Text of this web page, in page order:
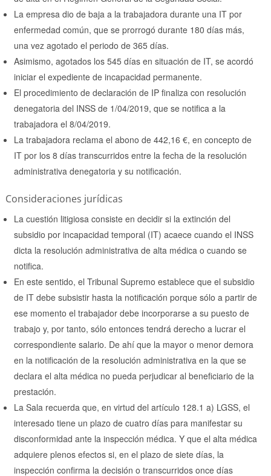
La empresa dio de baja a la trabajadora durante una IT por
enfermedad común, que se prorrogó durante 180 días más,
una vez agotado el periodo de 365 días.
Asimismo, agotados los 545 días en situación de IT, se acordó
iniciar el expediente de incapacidad permanente.
El procedimiento de declaración de IP finaliza con resolución
denegatoria del INSS de 1/04/2019, que se notifica a la
trabajadora el 8/04/2019.
La trabajadora reclama el abono de 442,16 €, en concepto de
IT por los 8 días transcurridos entre la fecha de la resolución
administrativa denegatoria y su notificación.
Consideraciones jurídicas
La cuestión litigiosa consiste en decidir si la extinción del
subsidio por incapacidad temporal (IT) acaece cuando el INSS
dicta la resolución administrativa de alta médica o cuando se
notifica.
En este sentido, el Tribunal Supremo establece que el subsidio
de IT debe subsistir hasta la notificación porque sólo a partir de
ese momento el trabajador debe incorporarse a su puesto de
trabajo y, por tanto, sólo entonces tendrá derecho a lucrar el
correspondiente salario. De ahí que la mayor o menor demora
en la notificación de la resolución administrativa en la que se
declara el alta médica no pueda perjudicar al beneficiario de la
prestación.
La Sala recuerda que, en virtud del artículo 128.1 a) LGSS, el
interesado tiene un plazo de cuatro días para manifestar su
disconformidad ante la inspección médica. Y que el alta médica
adquiere plenos efectos si, en el plazo de siete días, la
inspección confirma la decisión o transcurridos once días